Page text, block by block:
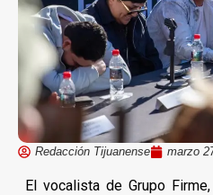
Redacción Tijuanense marzo
El vocalista de Grupo